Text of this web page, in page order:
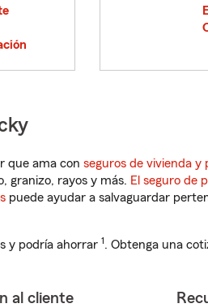
que ama con seguros de vivienda y
granizo, rayos y más. El seguro de
puede ayudar a salvaguardar
y podría ahorrar 1. Obtenga una
al cliente